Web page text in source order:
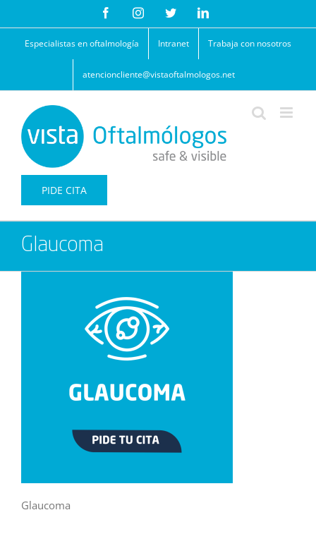
contenido
FacebookInstagramTwitterLinkedIn
Especialistas en oftalmología Intranet Trabaja con nosotros
atencioncliente@vistaoftalmologos.net
PIDE CITA
Glaucoma
Glaucoma